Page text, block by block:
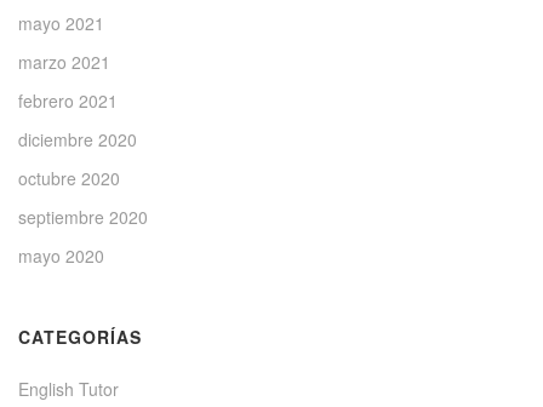
mayo 2021
marzo 2021
febrero 2021
diciembre 2020
octubre 2020
septiembre 2020
mayo 2020
CATEGORÍAS
English Tutor